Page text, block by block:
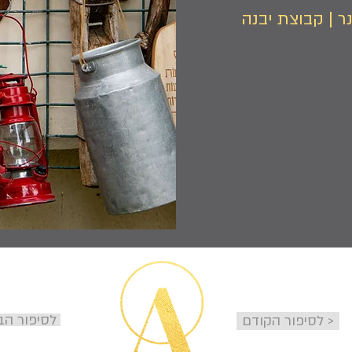
| קבוצת יבנה
< לסיפור לסיפור הקודם >